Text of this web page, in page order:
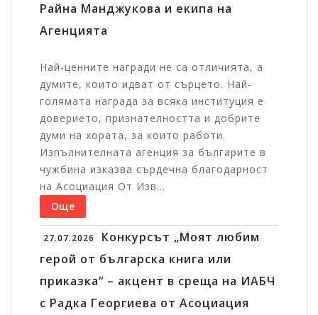
Райна Манджукова и екипа на
Агенцията
Най-ценните награди не са отличията, а
думите, които идват от сърцето. Най-
голямата награда за всяка институция е
доверието, признателността и добрите
думи на хората, за които работи.
Изпълнителната агенция за българите в
чужбина изказва сърдечна благодарност
на Асоциация От Изв...
Още
27.07.2026
Конкурсът „Моят любим
герой от българска книга или
приказка“ – акцент в среща на ИАБЧ
с Радка Георгиева от Асоциация